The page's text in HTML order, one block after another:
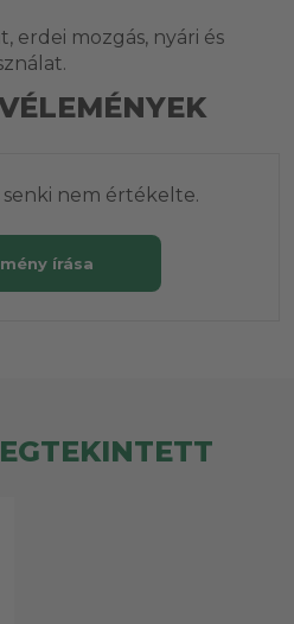
erdei mozgás, nyári és
nem értékelte.
írása